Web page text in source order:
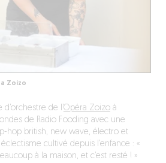
Zoizo
de l’ Opéra Zoizoà
de Radio Fooding avec une
hop british, new wave, électro et
cultivé depuis l’enfance : «
à la maison, et c’est resté ! »